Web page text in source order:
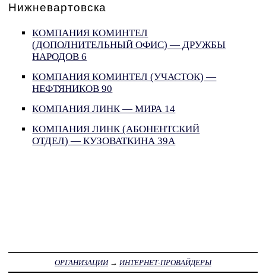
Нижневартовска
КОМПАНИЯ КОМИНТЕЛ
(ДОПОЛНИТЕЛЬНЫЙ ОФИС) — ДРУЖБЫ
НАРОДОВ 6
КОМПАНИЯ КОМИНТЕЛ (УЧАСТОК) —
НЕФТЯНИКОВ 90
КОМПАНИЯ ЛИНК — МИРА 14
КОМПАНИЯ ЛИНК (АБОНЕНТСКИЙ
ОТДЕЛ) — КУЗОВАТКИНА 39А
ОРГАНИЗАЦИИ→ ИНТЕРНЕТ-ПРОВАЙДЕРЫ